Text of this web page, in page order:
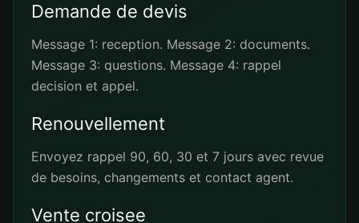
Demande de devis
Message 1: reception. Message 2: documents.
Message 3: questions. Message 4: rappel
decision et appel.
Renouvellement
Envoyez rappel 90, 60, 30 et 7 jours avec revue
de besoins, changements et contact agent.
Vente croisee